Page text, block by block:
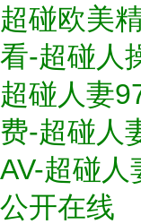
超碰欧美
看-超碰人
超碰人妻
费-超碰人
AV-超碰人
公开在线